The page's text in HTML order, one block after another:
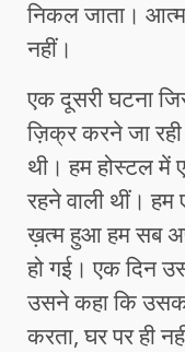
निकल जाता।
नहीं।
एक दूसरी घटना
ज़िक्र करने जा
थी। हम होस्टल में
रहने वाली थीं।
ख़त्म हुआ हम सब
हो गई। एक दिन
उसने कहा कि
करता, घर पर ही